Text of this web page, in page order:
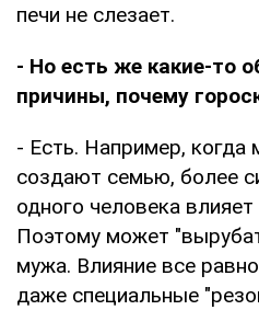
печи не слезает.
- Но есть же какие-то
причины, почему
- Есть. Например,
создают семью, более
одного человека
Поэтому может
мужа. Влияние все
даже специальные